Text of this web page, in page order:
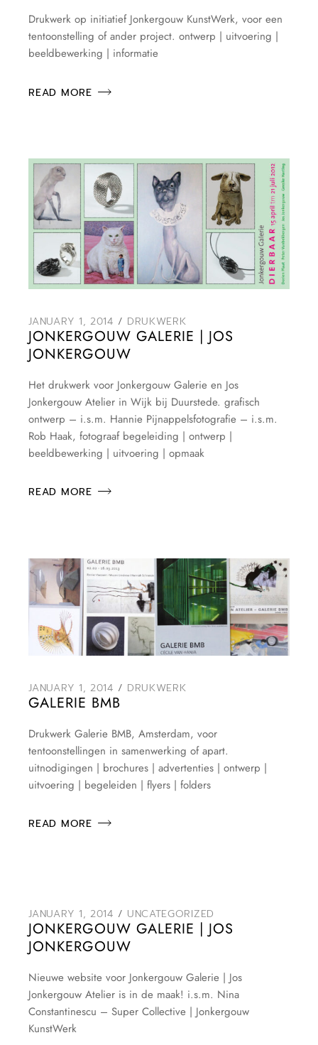
Drukwerk op initiatief Jonkergouw KunstWerk, voor een
tentoonstelling of ander project. ontwerp | uitvoering |
beeldbewerking | informatie
READ MORE
JANUARY 1, 2014 DRUKWERK
JONKERGOUW GALERIE | JOS
JONKERGOUW
Het drukwerk voor Jonkergouw Galerie en Jos
Jonkergouw Atelier in Wijk bij Duurstede. grafisch
ontwerp – i.s.m. Hannie Pijnappelsfotografie – i.s.m.
Rob Haak, fotograaf begeleiding | ontwerp |
beeldbewerking | uitvoering | opmaak
READ MORE
JANUARY 1, 2014 DRUKWERK
GALERIE BMB
Drukwerk Galerie BMB, Amsterdam, voor
tentoonstellingen in samenwerking of apart.
uitnodigingen | brochures | advertenties | ontwerp |
uitvoering | begeleiden | flyers | folders
READ MORE
JANUARY 1, 2014 UNCATEGORIZED
JONKERGOUW GALERIE | JOS
JONKERGOUW
Nieuwe website voor Jonkergouw Galerie | Jos
Jonkergouw Atelier is in de maak! i.s.m. Nina
Constantinescu – Super Collective | Jonkergouw
KunstWerk